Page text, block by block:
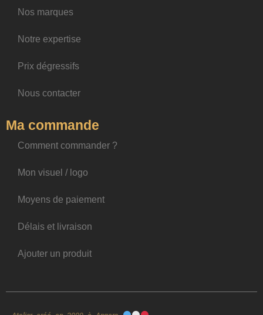
Nos marques
Notre expertise
Prix dégressifs
Nous contacter
Ma commande
Comment commander ?
Mon visuel / logo
Moyens de paiement
Délais et livraison
Ajouter un produit